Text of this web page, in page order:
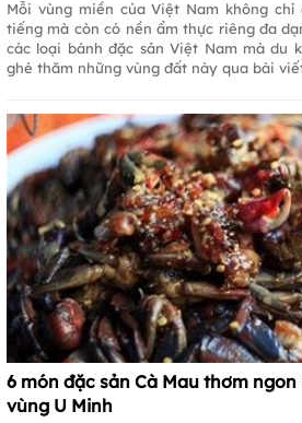
Mỗi vùng miền của Việt Nam không
tiếng mà còn có nền ẩm thực riêng đa
các loại bánh đặc sản Việt Nam mà du
ghé thăm những vùng đất này qua bài
6 món đặc sản Cà Mau thơm ngon
vùng U Minh